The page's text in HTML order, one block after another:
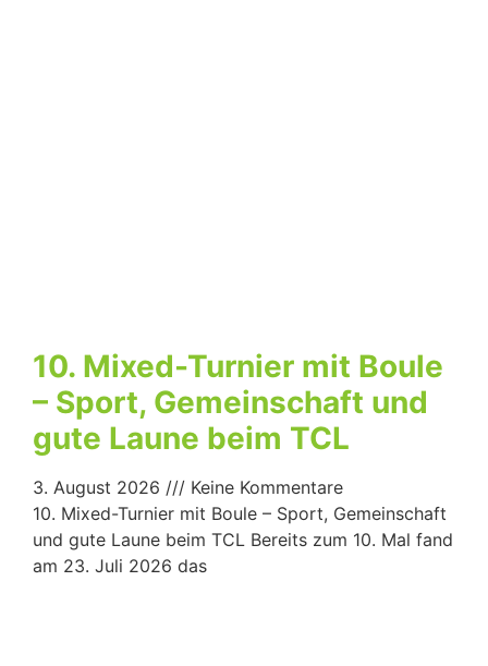
10. Mixed-Turnier mit Boule
– Sport, Gemeinschaft und
gute Laune beim TCL
3. August 2026
Keine Kommentare
10. Mixed-Turnier mit Boule – Sport, Gemeinschaft
und gute Laune beim TCL Bereits zum 10. Mal fand
am 23. Juli 2026 das